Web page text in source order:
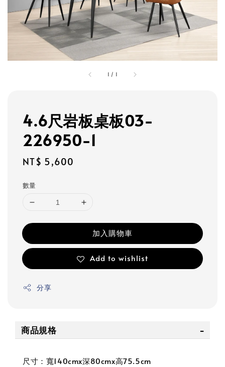
1 / 1
4.6尺岩板桌板03-
226950-1
Regular
NT$ 5,600
數量
加入購物車
Add to wishlist
分享
商品規格
尺寸：寬140cmx深80cmx高75.5cm